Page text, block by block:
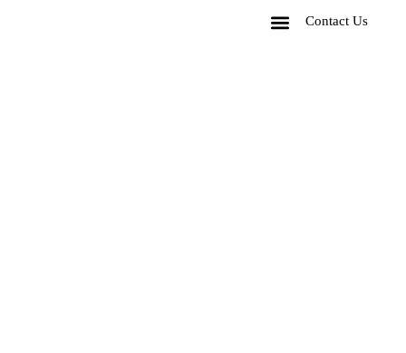
Contact Us